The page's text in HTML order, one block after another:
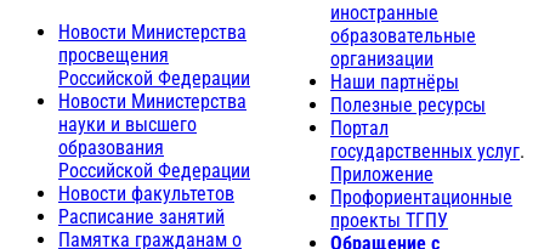
Новости Министерства
просвещения
Российской Федерации
Новости Министерства
науки и высшего
образования
Российской Федерации
Новости факультетов
Расписание занятий
Памятка гражданам о
иностранные
образовательные
организации
Наши партнёры
Полезные ресурсы
Портал
государственных услуг.
Приложение
Профориентационные
проекты ТГПУ
Обращение с